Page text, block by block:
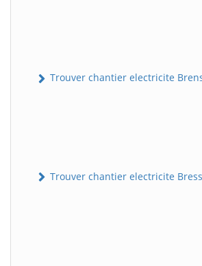
Trouver chantier electricite
Trouver chantier electricite